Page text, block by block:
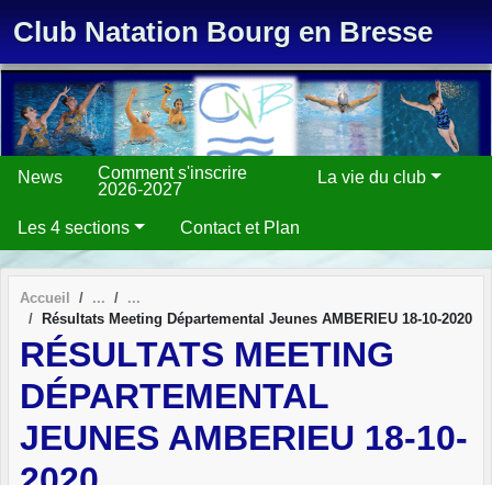
Club Natation Bourg en Bresse
News
Comment s'inscrire
2026-2027
La vie du club
Les 4 sections Contact et Plan
Accueil
Résultats Meeting Départemental Jeunes AMBERIEU 18-10-2020
RÉSULTATS MEETING
DÉPARTEMENTAL
JEUNES AMBERIEU 18-10-